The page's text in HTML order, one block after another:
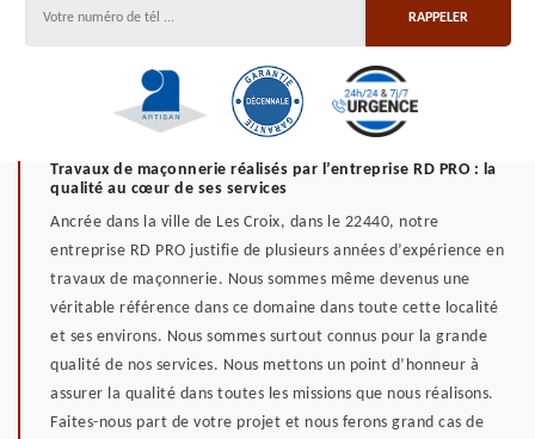
Travaux de maçonnerie réalisés par l’entreprise RD PRO : la
qualité au cœur de ses services
Ancrée dans la ville de Les Croix, dans le 22440, notre
entreprise RD PRO justifie de plusieurs années d’expérience en
travaux de maçonnerie. Nous sommes même devenus une
véritable référence dans ce domaine dans toute cette localité
et ses environs. Nous sommes surtout connus pour la grande
qualité de nos services. Nous mettons un point d’honneur à
assurer la qualité dans toutes les missions que nous réalisons.
Faites-nous part de votre projet et nous ferons grand cas de